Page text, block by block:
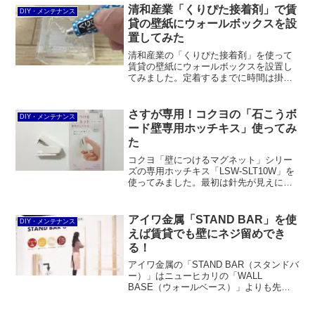
ド壁に固定して荷重は床に逃がすことが
できます。
DIY・メンテナンス
清和産業「くりぴた接着剤」で賃
貸の壁紙にウォールボックスを設
置してみた
清和産業の「くりぴた接着剤」を使って
賃貸の壁紙にウォールボックスを設置し
てみました。定着するまでに時間は掛か
す。
DIY・メンテナンス
さすが専用！コクヨの「石こうボ
ード壁専用ホッチキス」使ってみ
た
コクヨ「壁につけるマグネット」シリー
ズの専用ホッチキス「LSW-SLT10W」を
使ってみました。最初は針先が見えにく
の、アタッチメントを外せばマックスの
HD-10と同じように使えるばかりか、滑
りにくいし、保持力が強いというメリッ
トも見えてきました。おまけに、コンパ
クトなので取り回しがしやすいです。
DIY・メンテナンス
アイワ金属「STAND BAR」を使
えば賃貸でも壁にネジ留めでき
る！
アイワ金属の「STAND BAR（スタンドバ
ー）」はニューヒカリの「WALL
BASE（ウォールベース）」よりも先に